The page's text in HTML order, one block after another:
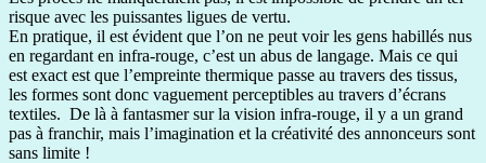
risque avec les puissantes ligues de vertu.
En pratique, il est évident que l’on ne peut voir les gens habillés nus
en regardant en infra-rouge, c’est un abus de langage. Mais ce qui
est exact est que l’empreinte thermique passe au travers des tissus,
les formes sont donc vaguement perceptibles au travers d’écrans
textiles. De là à fantasmer sur la vision infra-rouge, il y a un grand
pas à franchir, mais l’imagination et la créativité des annonceurs sont
sans limite !